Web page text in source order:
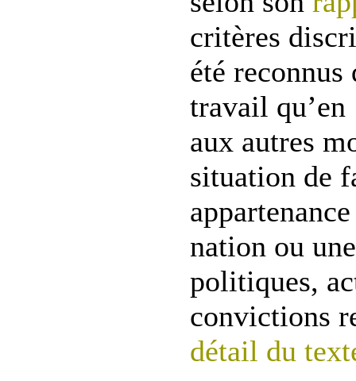
critères
été reconnus
travail qu’en
aux autres
situation de
nation ou
politiques,
convictions
détail du